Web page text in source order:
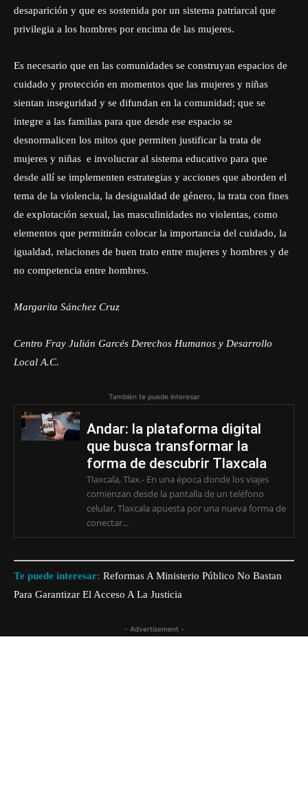
desaparición y que es sostenida por un sistema patriarcal que
privilegia a los hombres por encima de las mujeres.
Es necesario que en las comunidades se construyan espacios de
cuidado y protección en momentos que las mujeres y niñas
sientan inseguridad y se difundan en la comunidad; que se
integre a las familias para que desde ese espacio se
desnormalicen los mitos que permiten justificar la trata de
mujeres y niñas e involucrar al sistema educativo para que
desde allí se implementen estrategias y acciones que aborden el
tema de la violencia, la desigualdad de género, la trata con fines
de explotación sexual, las masculinidades no violentas, como
elementos que permitirán colocar la importancia del cuidado, la
igualdad, relaciones de buen trato entre mujeres y hombres y de
no competencia entre hombres.
Margarita Sánchez Cruz
Centro Fray Julián Garcés Derechos Humanos y Desarrollo
Local A.C.
También te puede interesar
Andar: la plataforma digital
que busca transformar la
forma de descubrir Tlaxcala
Tlaxcala, Tlax.- En una época donde los viajes
comienzan desde la pantalla de un teléfono
celular, Tlaxcala apuesta por una nueva forma de
conectar...
Te puede interesar: Reformas A Ministerio Público No Bastan
Para Garantizar El Acceso A La Justicia
- Advertisement -